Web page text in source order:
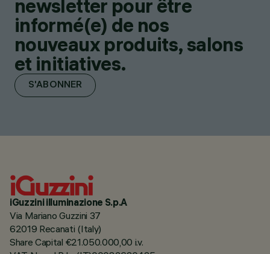
newsletter pour être
informé(e) de nos
nouveaux produits, salons
et initiatives.
S'ABONNER
iGuzzini illuminazione S.p.A
Via Mariano Guzzini 37
62019 Recanati (Italy)
Share Capital €21.050.000,00 i.v.